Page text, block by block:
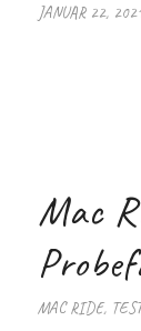
JANUAR 22,
Mac
MAC RIDE,